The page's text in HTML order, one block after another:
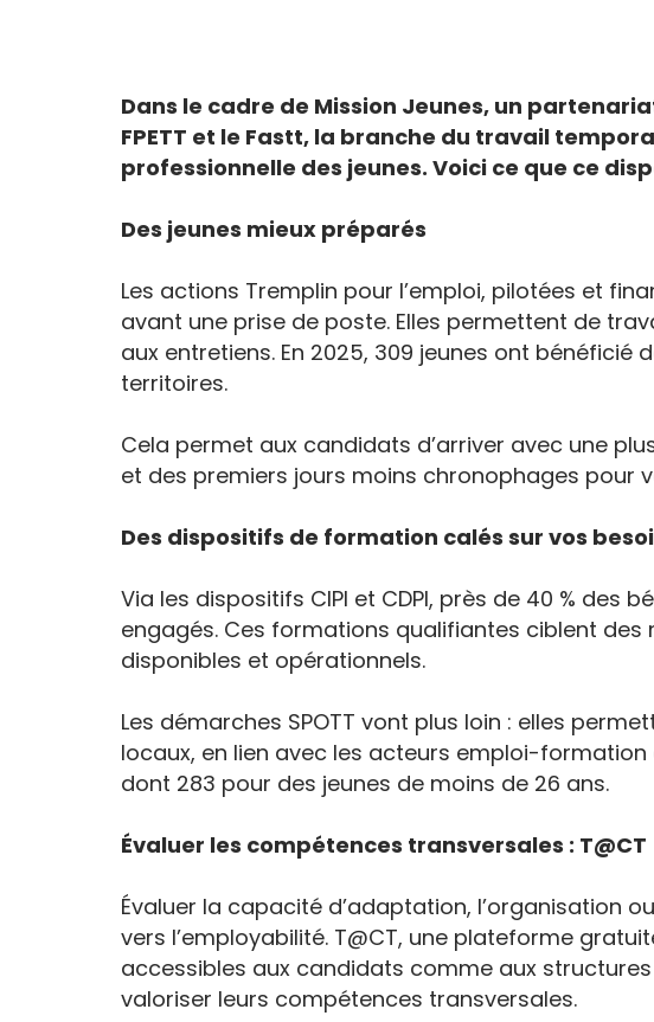
Dans le cadre de Mission Jeunes, un
FPETT et le Fastt, la branche du travail
professionnelle des jeunes. Voici ce que ce
Des jeunes mieux préparés
Les actions Tremplin pour l’emploi, pilotées et
avant une prise de poste. Elles permettent de
aux entretiens. En 2025, 309 jeunes ont bénéficié
territoires.
Cela permet aux candidats d’arriver avec une
et des premiers jours moins chronophages pour
Des dispositifs de formation calés sur vos
Via les dispositifs CIPI et CDPI, près de 40 %
engagés. Ces formations qualifiantes ciblent
disponibles et opérationnels.
Les démarches SPOTT vont plus loin : elles
locaux, en lien avec les acteurs emploi-
dont 283 pour des jeunes de moins de 26 ans.
Évaluer les compétences transversales : T@CT
Évaluer la capacité d’adaptation, l’organisation
vers l’employabilité. T@CT, une plateforme
accessibles aux candidats comme aux
valoriser leurs compétences transversales.